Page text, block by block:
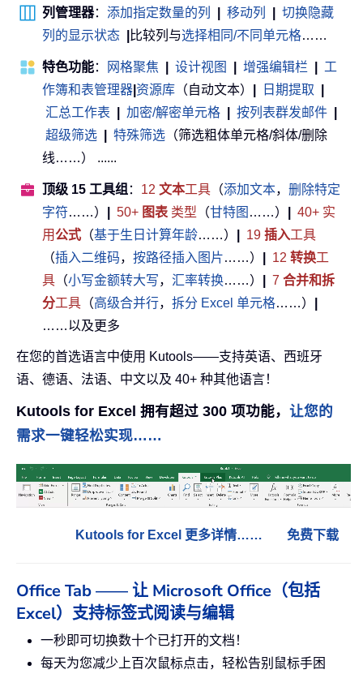
列管理器： 添加指定数量的列 移动列
切换隐藏
列的显示状态
比较列与选择相同/不同单元格……
特色功能： 网格聚焦 设计视图 增强编辑栏
工
作簿和表管理器 资源库 （自动文本） 日期提取
汇总工作表
加密/解密单元格 按列表群发邮件
超级筛选
特殊筛选 （筛选粗体单元格/斜体/删除
线……） ......
顶级 15 工具组 ： 12 文本工具 （添加文本， 删除特定
字符……） 50+ 图表 类型 （甘特图 ……）
40+ 实
用公式 （基于生日计算年龄……） 19 插入工具
（插入二维码， 按路径插入图片……） 12 转换工
具 （小写金额转大写， 汇率转换……） 7 合并和拆
分工具 （高级合并行， 拆分 Excel 单元格……）
……以及更多
在您的首选语言中使用 Kutools——支持英语、西班牙
语、德语、法语、中文以及 40+ 种其他语言！
Kutools for Excel 拥有超过 300 项功能， 让您的
需求一键轻松实现……
Kutools for Excel 更多详情…… 免费下载
Office Tab —— 让 Microsoft Office（包括
Excel）支持标签式阅读与编辑
一秒即可切换数十个已打开的文档！
每天为您减少上百次鼠标点击，轻松告别鼠标手困